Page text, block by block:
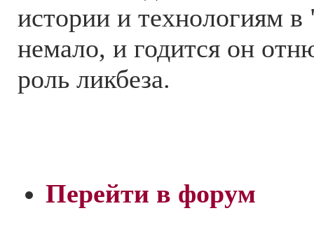
истории и технологиям
немало, и годится он
роль ликбеза.
Перейти в форум